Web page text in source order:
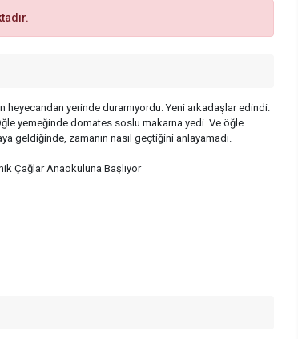
heyecandan yerinde duramıyordu. Yeni arkadaşlar edindi.
yemeğinde domates soslu makarna yedi. Ve öğle
geldiğinde, zamanın nasıl geçtiğini anlayamadı.
Çağlar Anaokuluna Başlıyor